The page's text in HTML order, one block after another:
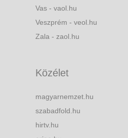
Vas - vaol.hu
Veszprém - veol.hu
Zala - zaol.hu
Közélet
magyarnemzet.hu
szabadfold.hu
hirtv.hu